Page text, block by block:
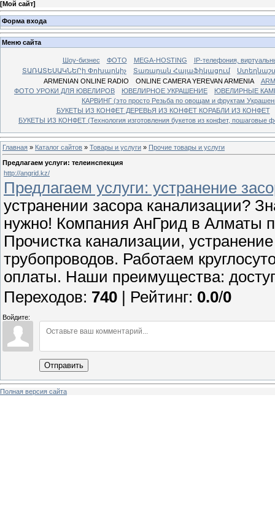
[Мой сайт]
Форма входа
Меню сайта
Шоу-бизнес ФОТО MEGA-HOSTING
IP-телефония,
ՏԱՌԱՏԵՍԱԿՆԵՐի Փոխարկիչ
Տառարան Հայաֆիկացում
ARMENIAN ONLINE RADIO
ONLINE CAMERA YEREVAN ARMENIA
ФОТО УРОКИ ДЛЯ ЮВЕЛИРОВ
ЮВЕЛИРНОЕ УКРАШЕНИЕ
ЮВЕЛИРНЫЕ
КАРВИНГ (это просто Резьба по овощам и фруктам
БУКЕТЫ ИЗ КОНФЕТ ДЕРЕВЬЯ ИЗ КОНФЕТ КОРАБЛИ ИЗ КОНФЕТ
БУКЕТЫ ИЗ КОНФЕТ (Технология изготовления букетов из конфет, пошаговые
Главная » Каталог сайтов » Товары и услуги » Прочие товары и услуги
Предлагаем услуги: телеинспекция
http://angrid.kz/
Предлагаем услуги: устранение
устранении засора канализации?
нужно! Компания АнГрид в Алматы
Прочистка канализации,
трубопроводов. Работаем
оплаты. Наши преимущества:
Переходов: 740 | Рейтинг: 0.0/0
Войдите:
Отправить
Полная версия сайта